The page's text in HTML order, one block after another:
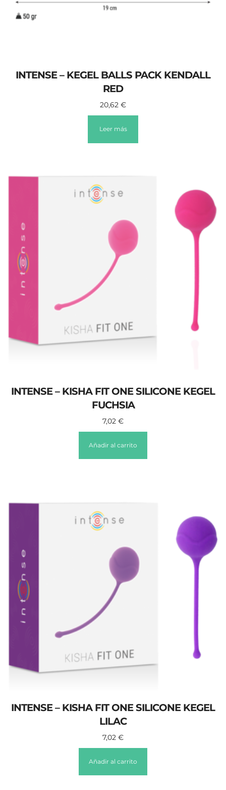
INTENSE – KEGEL BALLS PACK KENDALL
RED
20,62 €
Leer más
INTENSE – KISHA FIT ONE SILICONE KEGEL
FUCHSIA
7,02 €
Añadir al carrito
INTENSE – KISHA FIT ONE SILICONE KEGEL
LILAC
7,02 €
Añadir al carrito